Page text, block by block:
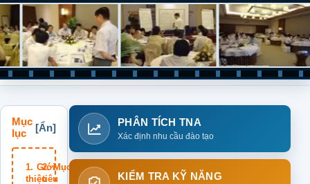
Mục
lục
Giới
thiệu
Mục
tiêu
PHÂN TÍCH TNA
Xác định nhu cầu đào tạo
KIỂM TRA KỸ NĂNG